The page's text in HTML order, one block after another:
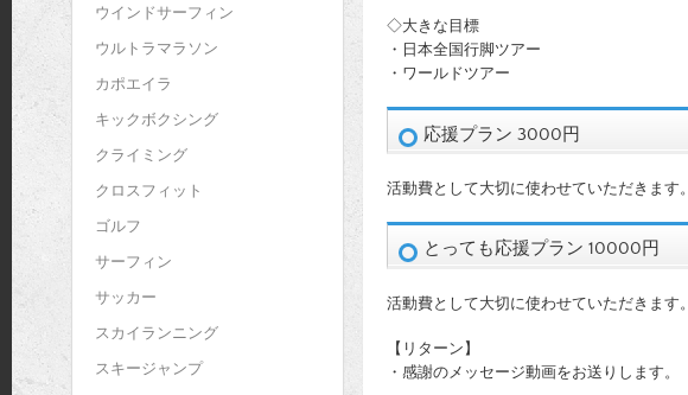
◇大きな目標
・日本全国行脚ツアー
・ワールドツアー
応援プラン 3000円
活動費として大切に使わせていただきます。
とっても応援プラン 10000円
活動費として大切に使わせていただきます。
【リターン】
・感謝のメッセージ動画をお送りします。
ウインドサーフィン
ウルトラマラソン
カポエイラ
キックボクシング
クライミング
クロスフィット
ゴルフ
サーフィン
サッカー
スカイランニング
スキージャンプ